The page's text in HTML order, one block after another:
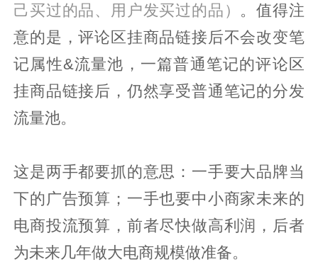
己买过的品、用户发买过的品） 。值得注
意的是，评论区挂商品链接后不会改变笔
记属性&流量池，一篇普通笔记的评论区
挂商品链接后，仍然享受普通笔记的分发
流量池。
这是两手都要抓的意思：一手要大品牌当
下的广告预算；一手也要中小商家未来的
电商投流预算，前者尽快做高利润，后者
为未来几年做大电商规模做准备。